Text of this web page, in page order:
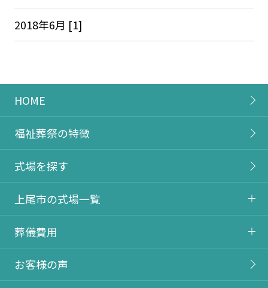
2018年6月 [1]
HOME
福祉葬祭の特徴
式場を探す
上尾市の式場一覧
葬儀費用
お客様の声